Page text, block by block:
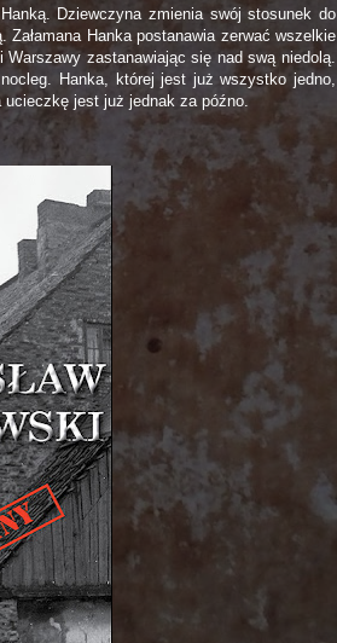
Dziewczyna zmienia swój stosunek do
Załamana Hanka postanawia zerwać wszelkie
zastanawiając się nad swą niedolą.
Hanka, której jest już wszystko jedno,
jest już jednak za późno.